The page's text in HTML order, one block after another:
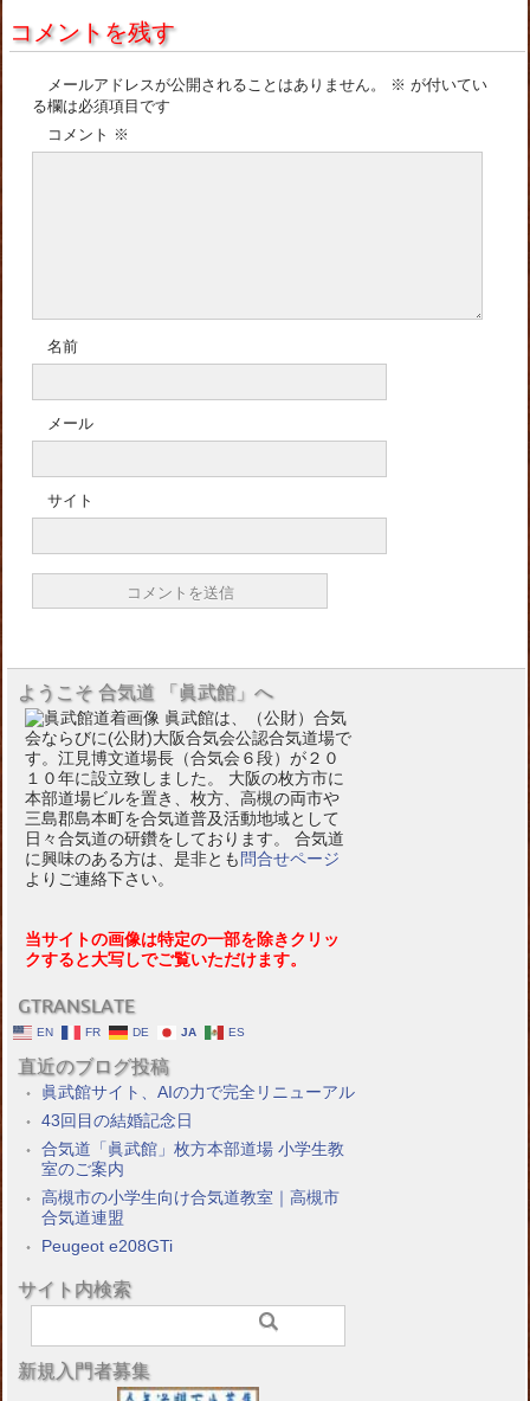
コメントを残す
メールアドレスが公開されることはありません。 ※ が付いてい
る欄は必須項目です
コメント ※
名前
メール
サイト
ようこそ 合気道 「眞武館」へ
眞武館は、（公財）合気
会ならびに(公財)大阪合気会公認合気道場で
す。江見博文道場長（合気会６段）が２０
１０年に設立致しました。 大阪の枚方市に
本部道場ビルを置き、枚方、高槻の両市や
三島郡島本町を合気道普及活動地域として
日々合気道の研鑽をしております。 合気道
に興味のある方は、是非とも 問合せページ
よりご連絡下さい。
当サイトの画像は特定の一部を除きクリッ
クすると大写しでご覧いただけます。
GTRANSLATE
EN FR DE JA ES
直近のブログ投稿
眞武館サイト、AIの力で完全リニューアル
43回目の結婚記念日
合気道「眞武館」枚方本部道場 小学生教
室のご案内
高槻市の小学生向け合気道教室｜高槻市
合気道連盟
Peugeot e208GTi
サイト内検索
新規入門者募集